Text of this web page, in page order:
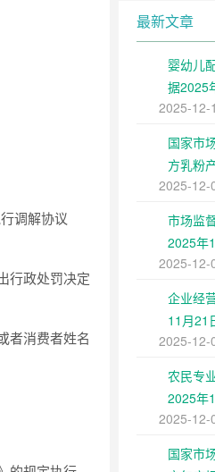
调解协议
行政处罚决定
者消费者姓名
最新文章
婴幼儿
据2025
第109号
2025-12-
国家市
方乳粉
局令第
2025-12-
市场监
2025年
第108号
2025-12-
企业经
11月21
第二次
2025-12-
农民专
2025年
第108号
2025-12-
国家市